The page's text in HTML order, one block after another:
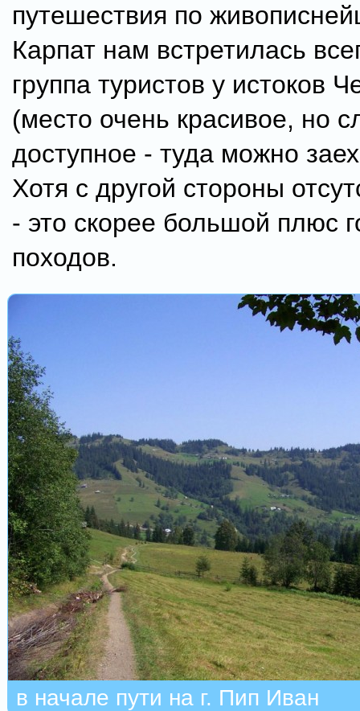
путешествия по
Карпат нам встретилась
группа туристов у истоков
(место очень красивое, но
доступное - туда можно
Хотя с другой стороны
- это скорее большой плюс
походов.
в начале пути на г. Пип Иван